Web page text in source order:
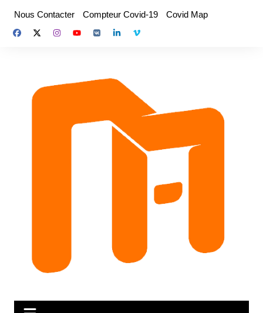
contenu
Nous Contacter Compteur Covid-19 Covid Map